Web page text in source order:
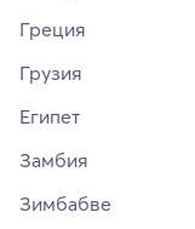
Греция
Грузия
Египет
Замбия
Зимбабве